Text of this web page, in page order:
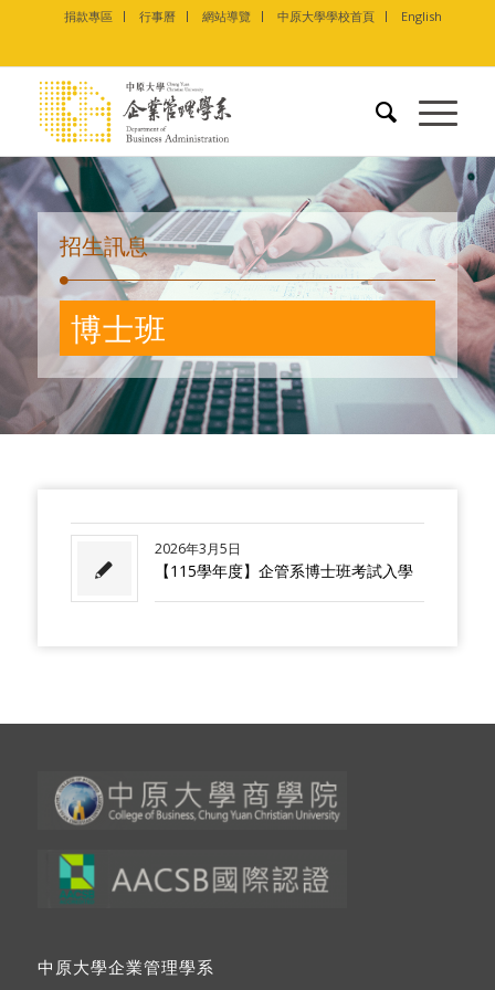
捐款專區 行事曆 網站導覽 中原大學學校首頁 English
招生訊息
博士班
2026年3月5日
【115學年度】企管系博士班考試入學
中原大學企業管理學系